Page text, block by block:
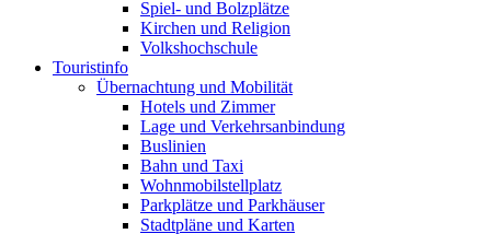
Spiel- und Bolzplätze
Kirchen und Religion
Volkshochschule
Touristinfo
Übernachtung und Mobilität
Hotels und Zimmer
Lage und Verkehrsanbindung
Buslinien
Bahn und Taxi
Wohnmobilstellplatz
Parkplätze und Parkhäuser
Stadtpläne und Karten